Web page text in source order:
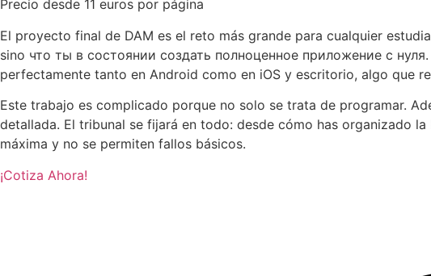
Precio desde 11 euros por página
El proyecto final de DAM es el reto más grande para cualquier
sino что ты в состоянии создать полноценное приложение с
perfectamente tanto en Android como en iOS y escritorio, algo que
Este trabajo es complicado porque no solo se trata de programar.
detallada. El tribunal se fijará en todo: desde cómo has organizado
máxima y no se permiten fallos básicos.
¡Cotiza Ahora!